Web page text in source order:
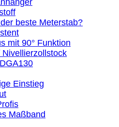
beste Meterstab?
mit 90° Funktion
Nivellierzollstock
Einstieg
Maßband